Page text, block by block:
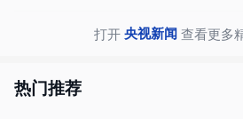
打开央视新闻查看更多
热门推荐